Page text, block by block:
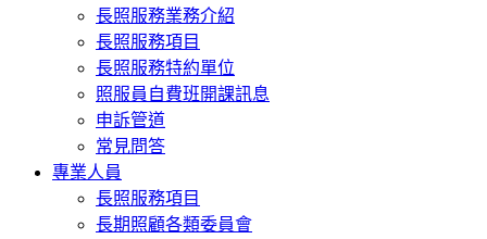
長照服務業務介紹
長照服務項目
長照服務特約單位
照服員自費班開課訊息
申訴管道
常見問答
專業人員
長照服務項目
長期照顧各類委員會